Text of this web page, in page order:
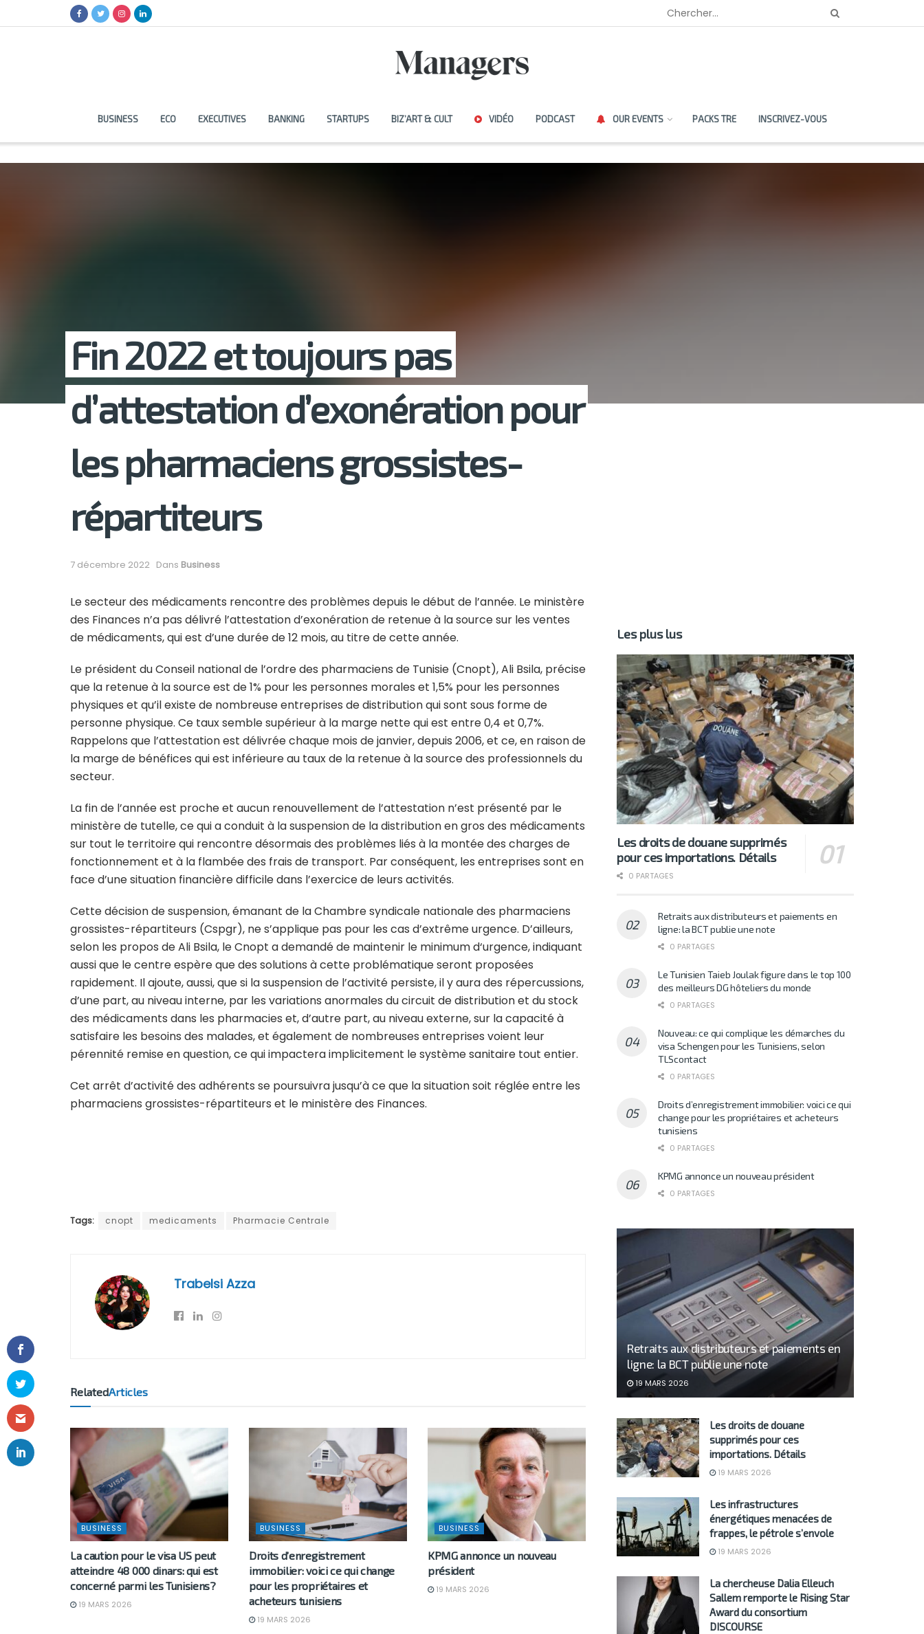
BUSINESS ECO EXECUTIVES BANKING STARTUPS BIZ’ART & CULT VIDÉO PODCAST OUR EVENTS PACKS TRE INSCRIVEZ-VOUS
Fin 2022 et toujours pas
d’attestation d’exonération pour
les pharmaciens grossistes-
répartiteurs
7 décembre 2022 Dans Business
Le secteur des médicaments rencontre des problèmes depuis le début de l’année. Le ministère
des Finances n’a pas délivré l’attestation d’exonération de retenue à la source sur les ventes
de médicaments, qui est d’une durée de 12 mois, au titre de cette année.
Le président du Conseil national de l’ordre des pharmaciens de Tunisie (Cnopt), Ali Bsila, précise
que la retenue à la source est de 1% pour les personnes morales et 1,5% pour les personnes
physiques et qu’il existe de nombreuse entreprises de distribution qui sont sous forme de
personne physique. Ce taux semble supérieur à la marge nette qui est entre 0,4 et 0,7%.
Rappelons que l’attestation est délivrée chaque mois de janvier, depuis 2006, et ce, en raison de
la marge de bénéfices qui est inférieure au taux de la retenue à la source des professionnels du
secteur.
La fin de l’année est proche et aucun renouvellement de l’attestation n’est présenté par le
ministère de tutelle, ce qui a conduit à la suspension de la distribution en gros des médicaments
sur tout le territoire qui rencontre désormais des problèmes liés à la montée des charges de
fonctionnement et à la flambée des frais de transport. Par conséquent, les entreprises sont en
face d’une situation financière difficiledans l’exercice de leurs activités.
Cette décision de suspension, émanant de la Chambre syndicale nationale des pharmaciens
grossistes-répartiteurs (Cspgr), ne s’applique pas pour les cas d’extrême urgence. D’ailleurs,
selon les propos de Ali Bsila, le Cnopt a demandé de maintenir le minimum d‘urgence, indiquant
aussi que le centre espère que des solutions à cette problématique seront proposées
rapidement. Il ajoute, aussi, que si la suspension de l’activité persiste, il y aura des répercussions,
d’une part, au niveau interne, par les variations anormales du circuit de distribution et du stock
des médicaments dans les pharmacies et, d’autre part, au niveau externe, sur la capacité à
satisfaire les besoins des malades, et également de nombreuses entreprises voient leur
pérennité remise en question, ce qui impactera implicitement le système sanitaire tout entier.
Cet arrêt d’activité des adhérents se poursuivra jusqu’à ce que la situation soit réglée entre les
pharmaciens grossistes-répartiteurs et le ministère des Finances.
Tags: cnopt medicaments Pharmacie Centrale
Trabelsi Azza
RelatedArticles
BUSINESS
La caution pour le visa US peut
atteindre 48 000 dinars: qui est
concerné parmi les Tunisiens?
19 MARS 2026
BUSINESS
Droits d’enregistrement
immobilier: voici ce qui change
pour les propriétaires et
acheteurs tunisiens
19 MARS 2026
BUSINESS
KPMG annonce un nouveau
président
19 MARS 2026
Les plus lus
Les droits de douane supprimés
pour ces importations. Détails
0 PARTAGES
Retraits aux distributeurs et paiements en
ligne: la BCT publie une note
0 PARTAGES
Le Tunisien Taieb Joulak figure dans le top 100
des meilleurs DG hôteliers du monde
0 PARTAGES
Nouveau: ce qui complique les démarches du
visa Schengen pour les Tunisiens, selon
TLScontact
0 PARTAGES
Droits d’enregistrement immobilier: voici ce qui
change pour les propriétaires et acheteurs
tunisiens
0 PARTAGES
KPMG annonce un nouveau président
0 PARTAGES
Retraits aux distributeurs et paiements en
ligne: la BCT publie une note
19 MARS 2026
Les droits de douane
supprimés pour ces
importations. Détails
19 MARS 2026
Les infrastructures
énergétiques menacées de
frappes, le pétrole s’envole
19 MARS 2026
La chercheuse Dalia Elleuch
Sallem remporte le Rising Star
Award du consortium
DISCOURSE